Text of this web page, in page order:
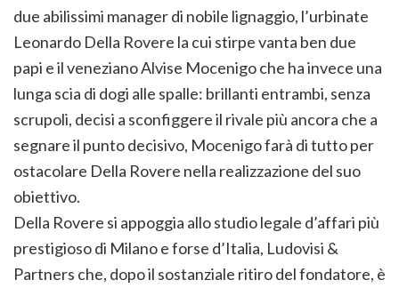
due abilissimi manager di nobile lignaggio, l’urbinate
Leonardo Della Rovere la cui stirpe vanta ben due
papi e il veneziano Alvise Mocenigo che ha invece una
lunga scia di dogi alle spalle: brillanti entrambi, senza
scrupoli, decisi a sconfiggere il rivale più ancora che a
segnare il punto decisivo, Mocenigo farà di tutto per
ostacolare Della Rovere nella realizzazione del suo
obiettivo.
Della Rovere si appoggia allo studio legale d’affari più
prestigioso di Milano e forse d’Italia, Ludovisi &
Partners che, dopo il sostanziale ritiro del fondatore, è